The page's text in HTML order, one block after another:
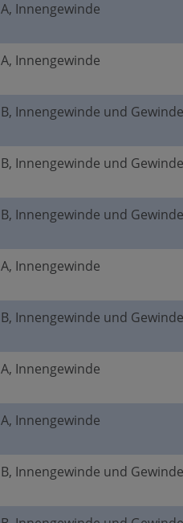
A, Innengewinde
A, Innengewinde
B, Innengewinde und
B, Innengewinde und
B, Innengewinde und
A, Innengewinde
B, Innengewinde und
A, Innengewinde
A, Innengewinde
B, Innengewinde und